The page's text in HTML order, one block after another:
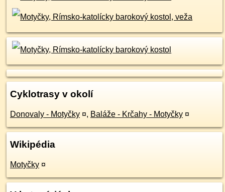
Cyklotrasy v okolí
Donovaly - Motyčky ¤, Baláže - Krčahy - Motyčky ¤
Wikipédia
Motyčky ¤